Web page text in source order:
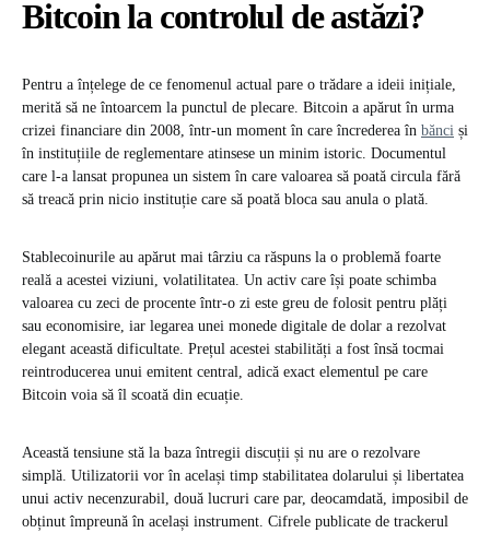
Bitcoin la controlul de astăzi?
Pentru a înțelege de ce fenomenul actual pare o trădare a ideii inițiale,
merită să ne întoarcem la punctul de plecare. Bitcoin a apărut în urma
crizei financiare din 2008, într-un moment în care încrederea în bănci și
în instituțiile de reglementare atinsese un minim istoric. Documentul
care l-a lansat propunea un sistem în care valoarea să poată circula fără
să treacă prin nicio instituție care să poată bloca sau anula o plată.
Stablecoinurile au apărut mai târziu ca răspuns la o problemă foarte
reală a acestei viziuni, volatilitatea. Un activ care își poate schimba
valoarea cu zeci de procente într-o zi este greu de folosit pentru plăți
sau economisire, iar legarea unei monede digitale de dolar a rezolvat
elegant această dificultate. Prețul acestei stabilități a fost însă tocmai
reintroducerea unui emitent central, adică exact elementul pe care
Bitcoin voia să îl scoată din ecuație.
Această tensiune stă la baza întregii discuții și nu are o rezolvare
simplă. Utilizatorii vor în același timp stabilitatea dolarului și libertatea
unui activ necenzurabil, două lucruri care par, deocamdată, imposibil de
obținut împreună în același instrument. Cifrele publicate de trackerul